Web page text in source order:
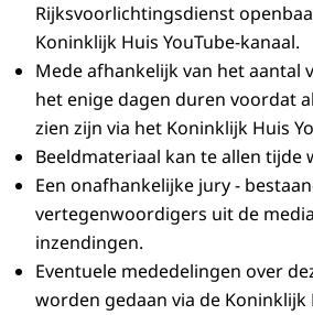
Rijksvoorlichtingsdienst
Koninklijk Huis YouTube-kanaal.
Mede afhankelijk van het aantal
het enige dagen duren voordat
zien zijn via het Koninklijk Huis
Beeldmateriaal kan te allen tijde
Een onafhankelijke jury -
vertegenwoordigers uit de
inzendingen.
Eventuele mededelingen over
worden gedaan via de Koninklijk